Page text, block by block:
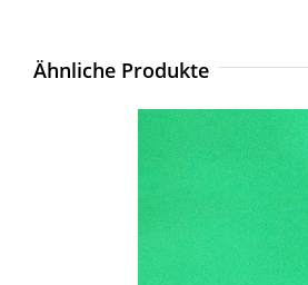
Ähnliche Produkte